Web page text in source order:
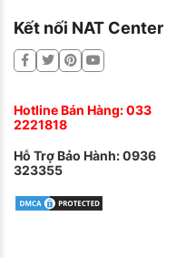
Kết nối NAT Center
Hotline Bán Hàng:033
2221818
Hỗ Trợ Bảo Hành:0936
323355